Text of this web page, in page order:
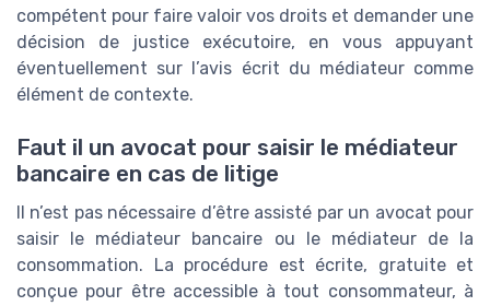
compétent pour faire valoir vos droits et demander une
décision de justice exécutoire, en vous appuyant
éventuellement sur l’avis écrit du médiateur comme
élément de contexte.
Faut il un avocat pour saisir le médiateur
bancaire en cas de litige
Il n’est pas nécessaire d’être assisté par un avocat pour
saisir le médiateur bancaire ou le médiateur de la
consommation. La procédure est écrite, gratuite et
conçue pour être accessible à tout consommateur, à